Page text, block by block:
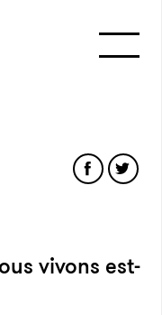
vivons est-